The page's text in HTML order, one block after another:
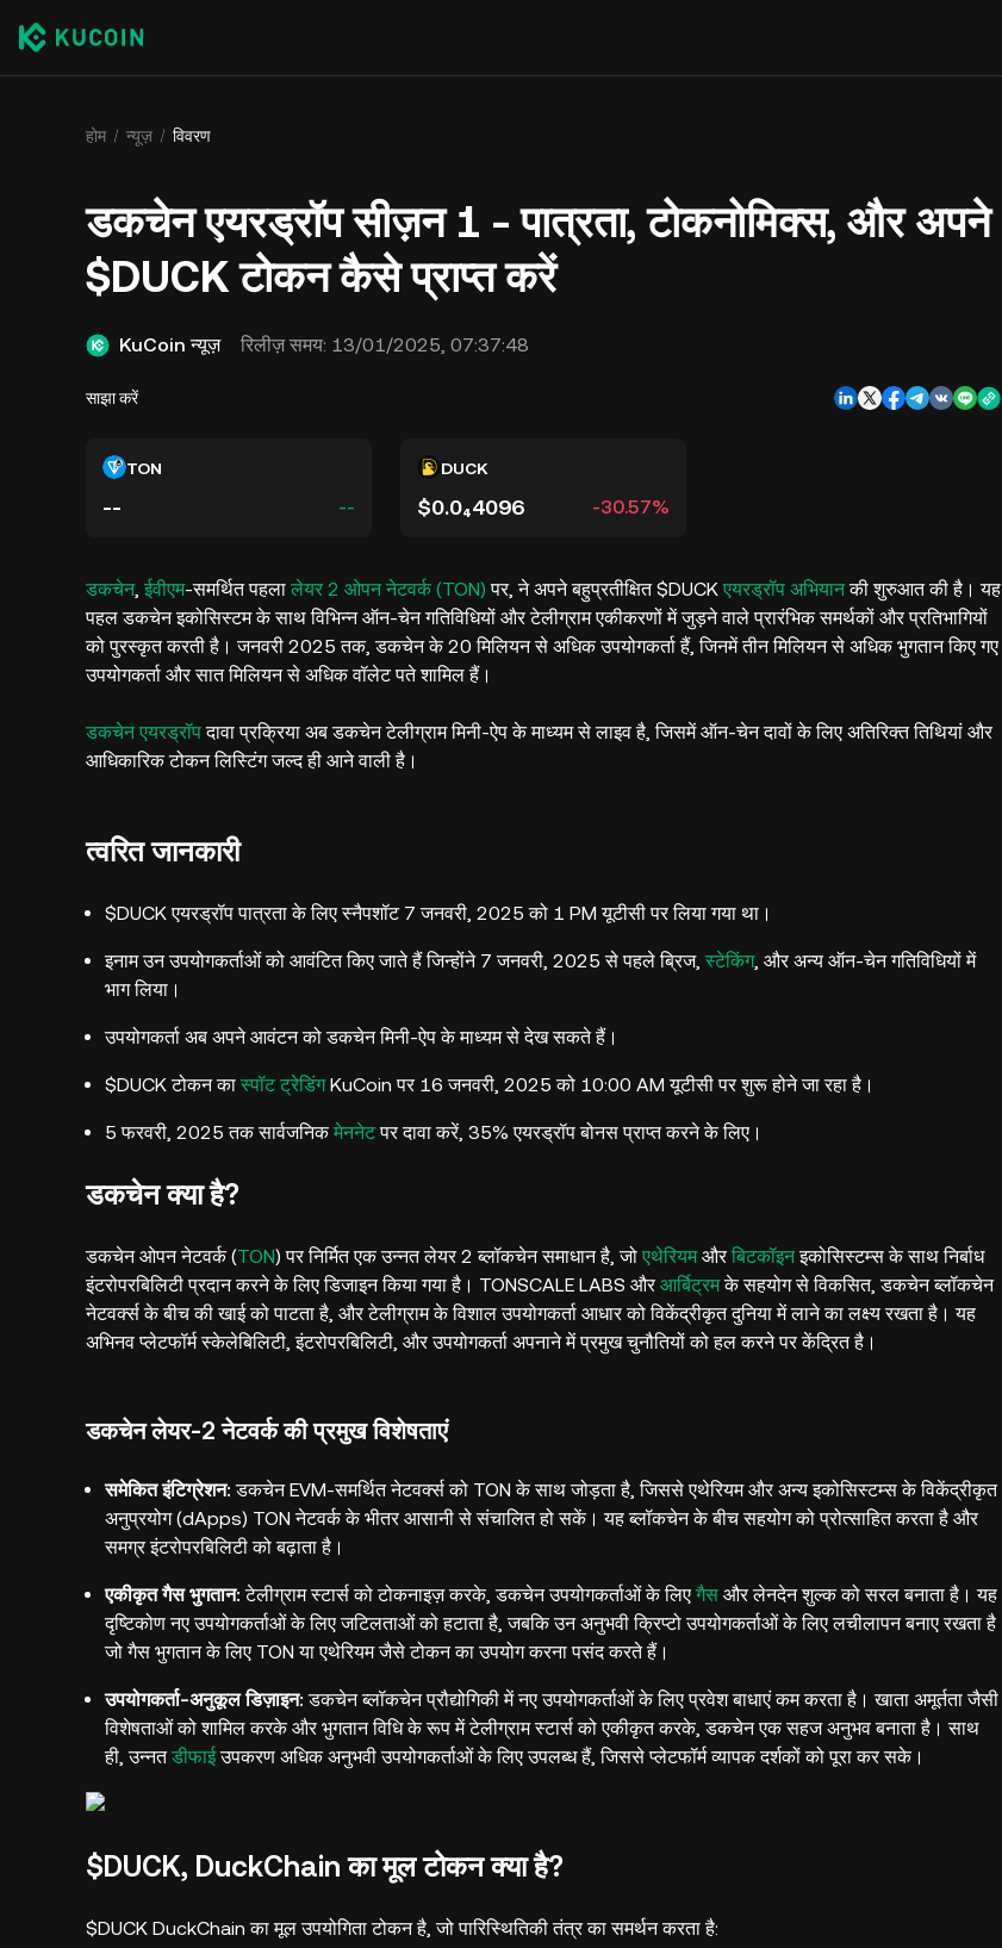
होम न्यूज़ विवरण
डकचेन एयरड्रॉप सीज़न 1 - पात्रता, टोकनोमिक्स, और अपने
$DUCK टोकन कैसे प्राप्त करें
KuCoin न्यूज़ रिलीज़ समय: 13/01/2025, 07:37:48
साझा करें
TON
-- --
DUCK
$0.0₄4096 -30.57%
डकचेन, ईवीएम-समर्थित पहला लेयर 2 ओपन नेटवर्क (TON) पर, ने अपने बहुप्रतीक्षित $DUCK एयरड्रॉप अभियानकी शुरुआत की है। यह
पहल डकचेन इकोसिस्टम के साथ विभिन्न ऑन-चेन गतिविधियों और टेलीग्राम एकीकरणों में जुड़ने वाले प्रारंभिक समर्थकों और प्रतिभागियों
को पुरस्कृत करती है। जनवरी 2025 तक, डकचेन के 20 मिलियन से अधिक उपयोगकर्ता हैं, जिनमें तीन मिलियन से अधिक भुगतान किए गए
उपयोगकर्ता और सात मिलियन से अधिक वॉलेट पते शामिल हैं।
डकचेन एयरड्रॉपदावा प्रक्रिया अब डकचेन टेलीग्राम मिनी-ऐप के माध्यम से लाइव है, जिसमें ऑन-चेन दावों के लिए अतिरिक्त तिथियां और
आधिकारिक टोकन लिस्टिंग जल्द ही आने वाली है।
त्वरित जानकारी
$DUCK एयरड्रॉप पात्रता के लिए स्नैपशॉट 7 जनवरी, 2025 को 1 PM यूटीसी पर लिया गया था।
इनाम उन उपयोगकर्ताओं को आवंटित किए जाते हैं जिन्होंने 7 जनवरी, 2025 से पहले ब्रिज, स्टेकिंग, और अन्य ऑन-चेन गतिविधियों में
भाग लिया।
उपयोगकर्ता अब अपने आवंटन को डकचेन मिनी-ऐप के माध्यम से देख सकते हैं।
$DUCK टोकन का स्पॉट ट्रेडिंगKuCoin पर 16 जनवरी, 2025 को 10:00 AM यूटीसी पर शुरू होने जा रहा है।
5 फरवरी, 2025 तक सार्वजनिकमेननेटपर दावा करें, 35% एयरड्रॉप बोनस प्राप्त करने के लिए।
डकचेन क्या है?
डकचेन ओपन नेटवर्क (TON) पर निर्मित एक उन्नत लेयर 2 ब्लॉकचेन समाधान है, जो एथेरियमऔरबिटकॉइनइकोसिस्टम्स के साथ निर्बाध
इंटरोपरबिलिटी प्रदान करने के लिए डिजाइन किया गया है। TONSCALE LABS औरआर्बिट्रमके सहयोग से विकसित, डकचेन ब्लॉकचेन
नेटवर्क्स के बीच की खाई को पाटता है, और टेलीग्राम के विशाल उपयोगकर्ता आधार को विकेंद्रीकृत दुनिया में लाने का लक्ष्य रखता है। यह
अभिनव प्लेटफॉर्म स्केलेबिलिटी, इंटरोपरबिलिटी, और उपयोगकर्ता अपनाने में प्रमुख चुनौतियों को हल करने पर केंद्रित है।
डकचेन लेयर-2 नेटवर्क की प्रमुख विशेषताएं
समेकित इंटिग्रेशन: डकचेन EVM-समर्थित नेटवर्क्स को TON के साथ जोड़ता है, जिससे एथेरियम और अन्य इकोसिस्टम्स के विकेंद्रीकृत
अनुप्रयोग (dApps) TON नेटवर्क के भीतर आसानी से संचालित हो सकें। यह ब्लॉकचेन के बीच सहयोग को प्रोत्साहित करता है और
समग्र इंटरोपरबिलिटी को बढ़ाता है।
एकीकृत गैस भुगतान:टेलीग्राम स्टार्स को टोकनाइज़ करके, डकचेन उपयोगकर्ताओं के लिए गैस और लेनदेन शुल्क को सरल बनाता है। यह
दृष्टिकोण नए उपयोगकर्ताओं के लिए जटिलताओं को हटाता है, जबकि उन अनुभवी क्रिप्टो उपयोगकर्ताओं के लिए लचीलापन बनाए रखता है
जो गैस भुगतान के लिए TON या एथेरियम जैसे टोकन का उपयोग करना पसंद करते हैं।
उपयोगकर्ता-अनुकूल डिज़ाइन:डकचेन ब्लॉकचेन प्रौद्योगिकी में नए उपयोगकर्ताओं के लिए प्रवेश बाधाएं कम करता है। खाता अमूर्तता जैसी
विशेषताओं को शामिल करके और भुगतान विधि के रूप में टेलीग्राम स्टार्स को एकीकृत करके, डकचेन एक सहज अनुभव बनाता है। साथ
ही, उन्नतडीफाईउपकरण अधिक अनुभवी उपयोगकर्ताओं के लिए उपलब्ध हैं, जिससे प्लेटफॉर्म व्यापक दर्शकों को पूरा कर सके।
$DUCK, DuckChain का मूल टोकन क्या है?
$DUCK DuckChain का मूल उपयोगिता टोकन है, जो पारिस्थितिकी तंत्र का समर्थन करता है: